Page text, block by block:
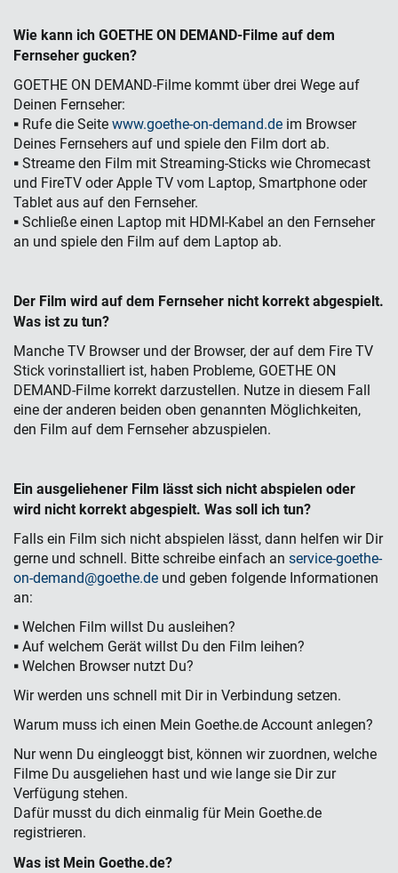
Wie kann ich GOETHE ON DEMAND-Filme auf dem
Fernseher gucken?
GOETHE ON DEMAND-Filme kommt über drei Wege auf
Deinen Fernseher:
▪ Rufe die Seite www.goethe-on-demand.de im Browser
Deines Fernsehers auf und spiele den Film dort ab.
▪ Streame den Film mit Streaming-Sticks wie Chromecast
und FireTV oder Apple TV vom Laptop, Smartphone oder
Tablet aus auf den Fernseher.
▪ Schließe einen Laptop mit HDMI-Kabel an den Fernseher
an und spiele den Film auf dem Laptop ab.
Der Film wird auf dem Fernseher nicht korrekt abgespielt.
Was ist zu tun?
Manche TV Browser und der Browser, der auf dem Fire TV
Stick vorinstalliert ist, haben Probleme, GOETHE ON
DEMAND-Filme korrekt darzustellen. Nutze in diesem Fall
eine der anderen beiden oben genannten Möglichkeiten,
den Film auf dem Fernseher abzuspielen.
Ein ausgeliehener Film lässt sich nicht abspielen oder
wird nicht korrekt abgespielt. Was soll ich tun?
Falls ein Film sich nicht abspielen lässt, dann helfen wir Dir
gerne und schnell. Bitte schreibe einfach an service-goethe-
on-demand@goethe.de und geben folgende Informationen
an:
▪ Welchen Film willst Du ausleihen?
▪ Auf welchem Gerät willst Du den Film leihen?
▪ Welchen Browser nutzt Du?
Wir werden uns schnell mit Dir in Verbindung setzen.
Warum muss ich einen Mein Goethe.de Account anlegen?
Nur wenn Du eingleoggt bist, können wir zuordnen, welche
Filme Du ausgeliehen hast und wie lange sie Dir zur
Verfügung stehen.
Dafür musst du dich einmalig für Mein Goethe.de
registrieren.
Was ist Mein Goethe.de?